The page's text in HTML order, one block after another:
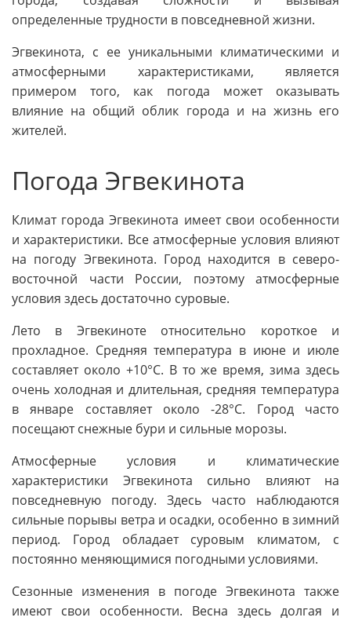
определенные трудности в повседневной жизни.
Эгвекинота, с ее уникальными климатическими и
атмосферными характеристиками, является
примером того, как погода может оказывать
влияние на общий облик города и на жизнь его
жителей.
Погода Эгвекинота
Климат города Эгвекинота имеет свои особенности
и характеристики. Все атмосферные условия влияют
на погоду Эгвекинота. Город находится в северо-
восточной части России, поэтому атмосферные
условия здесь достаточно суровые.
Лето в Эгвекиноте относительно короткое и
прохладное. Средняя температура в июне и июле
составляет около +10°C. В то же время, зима здесь
очень холодная и длительная, средняя температура
в январе составляет около -28°C. Город часто
посещают снежные бури и сильные морозы.
Атмосферные условия и климатические
характеристики Эгвекинота сильно влияют на
повседневную погоду. Здесь часто наблюдаются
сильные порывы ветра и осадки, особенно в зимний
период. Город обладает суровым климатом, с
постоянно меняющимися погодными условиями.
Сезонные изменения в погоде Эгвекинота также
имеют свои особенности. Весна здесь долгая и